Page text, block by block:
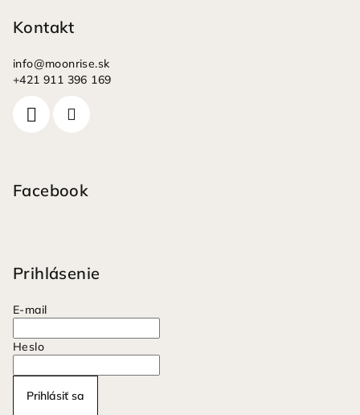
Kontakt
info@moonrise.sk
+421 911 396 169
Facebook
Prihlásenie
E-mail
Heslo
Prihlásiť sa